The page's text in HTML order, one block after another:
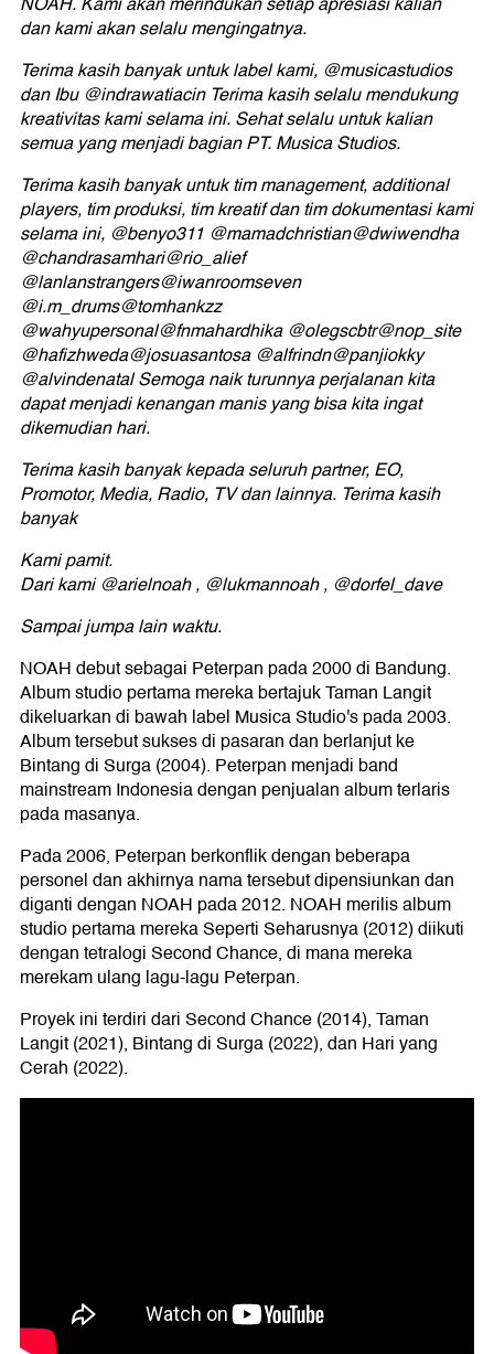
dan kami akan selalu mengingatnya.
Terima kasih banyak untuk label kami, @musicastudios
dan Ibu @indrawatiacin Terima kasih selalu mendukung
kreativitas kami selama ini. Sehat selalu untuk kalian
semua yang menjadi bagian PT. Musica Studios.
Terima kasih banyak untuk tim management, additional
players, tim produksi, tim kreatif dan tim dokumentasi kami
selama ini, @benyo311 @mamadchristian@dwiwendha
@chandrasamhari@rio_alief
@lanlanstrangers@iwanroomseven
@i.m_drums@tomhankzz
@wahyupersonal@fnmahardhika @olegscbtr@nop_site
@hafizhweda@josuasantosa @alfrindn@panjiokky
@alvindenatal Semoga naik turunnya perjalanan kita
dapat menjadi kenangan manis yang bisa kita ingat
dikemudian hari.
Terima kasih banyak kepada seluruh partner, EO,
Promotor, Media, Radio, TV dan lainnya. Terima kasih
banyak
Kami pamit.
Dari kami @arielnoah , @lukmannoah , @dorfel_dave
Sampai jumpa lain waktu.
NOAH debut sebagai Peterpan pada 2000 di Bandung.
Album studio pertama mereka bertajuk Taman Langit
dikeluarkan di bawah label Musica Studio's pada 2003.
Album tersebut sukses di pasaran dan berlanjut ke
Bintang di Surga (2004). Peterpan menjadi band
mainstream Indonesia dengan penjualan album terlaris
pada masanya.
Pada 2006, Peterpan berkonflik dengan beberapa
personel dan akhirnya nama tersebut dipensiunkan dan
diganti dengan NOAH pada 2012. NOAH merilis album
studio pertama mereka Seperti Seharusnya (2012) diikuti
dengan tetralogi Second Chance, di mana mereka
merekam ulang lagu-lagu Peterpan.
Proyek ini terdiri dari Second Chance (2014), Taman
Langit (2021), Bintang di Surga (2022), dan Hari yang
Cerah (2022).